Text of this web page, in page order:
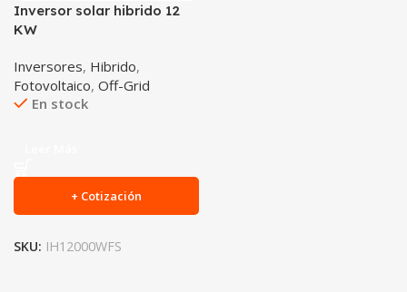
Inversor solar hibrido 12
KW
Inversores, Hibrido,
Fotovoltaico, Off-Grid
En stock
+ Cotización
SKU: IH12000WFS